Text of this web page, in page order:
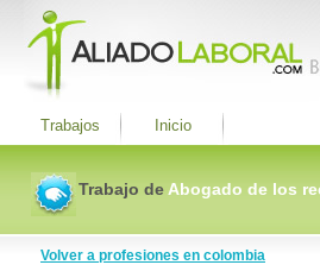
Trabajos Inicio
Trabajo deAbogado de los
Volver a profesiones en colombia